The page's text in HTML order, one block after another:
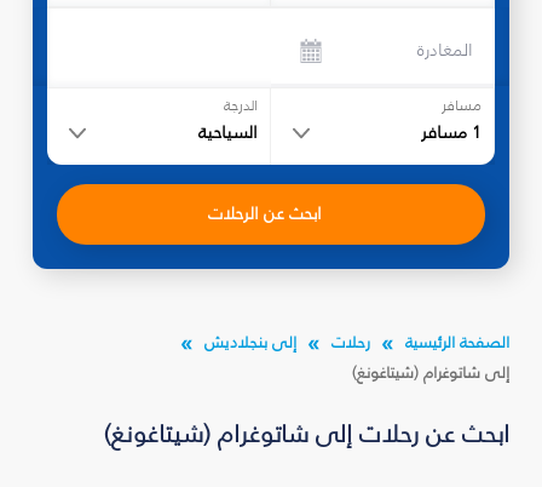
المغادرة
مسافر
1 مسافر
الدرجة
السياحية
ابحث عن الرحلات
الصفحة الرئيسية رحلات
إلى بنجلاديش
إلى شاتوغرام (شيتاغونغ)
ابحث عن رحلات إلى شاتوغرام (شيتاغونغ)